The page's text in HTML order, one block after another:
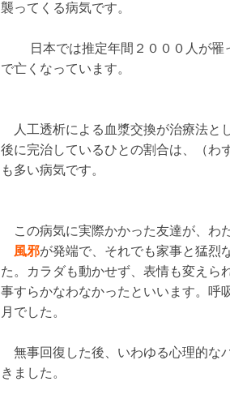
襲ってくる病気です。
日本では推定年間２０００人が罹
で亡くなっています。
人工透析による血漿交換が治療法と
後に完治しているひとの割合は、（わ
も多い病気です。
この病気に実際かかった友達が、わ
風邪が発端で、それでも家事と猛烈
た。カラダも動かせず、表情も変えら
事すらかなわなかったといいます。呼
月でした。
無事回復した後、いわゆる心理的な
きました。